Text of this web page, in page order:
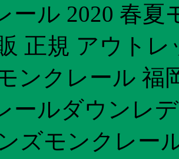
ール 2020 春夏
正規 アウト
ンクレール 福
ールダウンレ
ズモンクレー